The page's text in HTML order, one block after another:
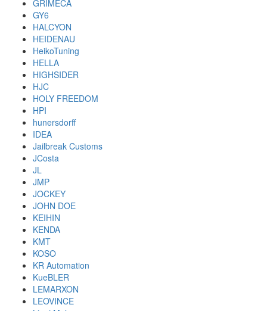
GRIMECA
GY6
HALCYON
HEIDENAU
HeikoTuning
HELLA
HIGHSIDER
HJC
HOLY FREEDOM
HPI
hunersdorff
IDEA
Jailbreak Customs
JCosta
JL
JMP
JOCKEY
JOHN DOE
KEIHIN
KENDA
KMT
KOSO
KR Automation
KueBLER
LEMARXON
LEOVINCE